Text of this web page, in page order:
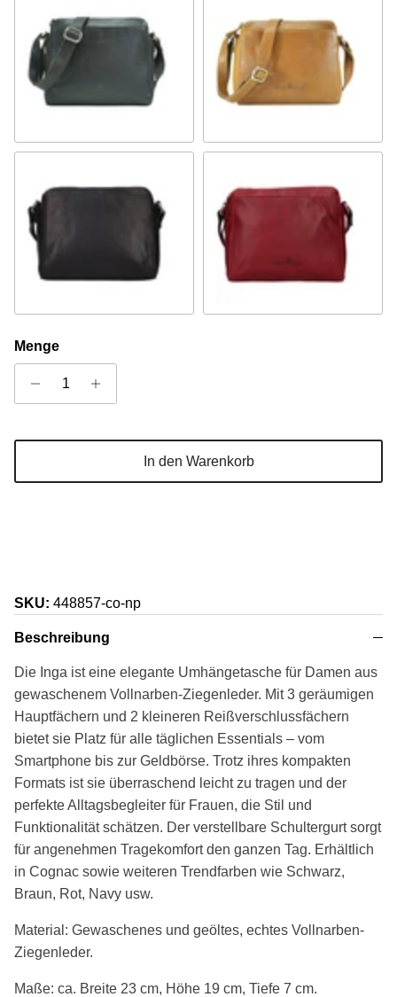
Braun Camel
Schwarz Rot
Menge
In den Warenkorb
SKU: 448857-co-np
Beschreibung
Die Inga ist eine elegante Umhängetasche für Damen aus
gewaschenem Vollnarben-Ziegenleder. Mit 3 geräumigen
Hauptfächern und 2 kleineren Reißverschlussfächern
bietet sie Platz für alle täglichen Essentials – vom
Smartphone bis zur Geldbörse. Trotz ihres kompakten
Formats ist sie überraschend leicht zu tragen und der
perfekte Alltagsbegleiter für Frauen, die Stil und
Funktionalität schätzen. Der verstellbare Schultergurt sorgt
für angenehmen Tragekomfort den ganzen Tag. Erhältlich
in Cognac sowie weiteren Trendfarben wie Schwarz,
Braun, Rot, Navy usw.
Material: Gewaschenes und geöltes, echtes Vollnarben-
Ziegenleder.
Maße: ca. Breite 23 cm, Höhe 19 cm, Tiefe 7 cm.